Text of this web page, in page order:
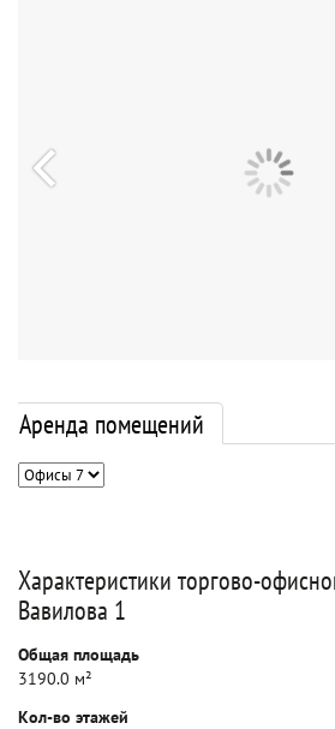
Аренда помещений
Характеристики торгово-
Вавилова 1
Общая площадь
3190.0 м²
Кол-во этажей